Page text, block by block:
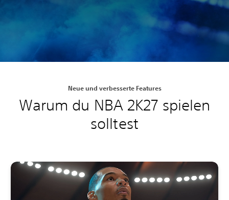
Neue und verbesserte Features
Warum du NBA 2K27 spielen
solltest